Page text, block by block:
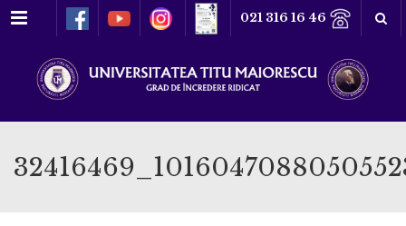
Meniu 021 316 16 46